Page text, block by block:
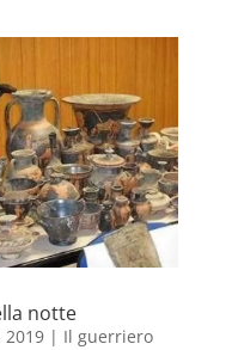
notte
2019| Il guerriero